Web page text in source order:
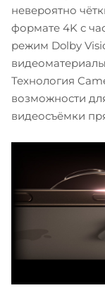
невероятно
формате 4K с
режим Dolby
Технология
возможности
видеосъёмки